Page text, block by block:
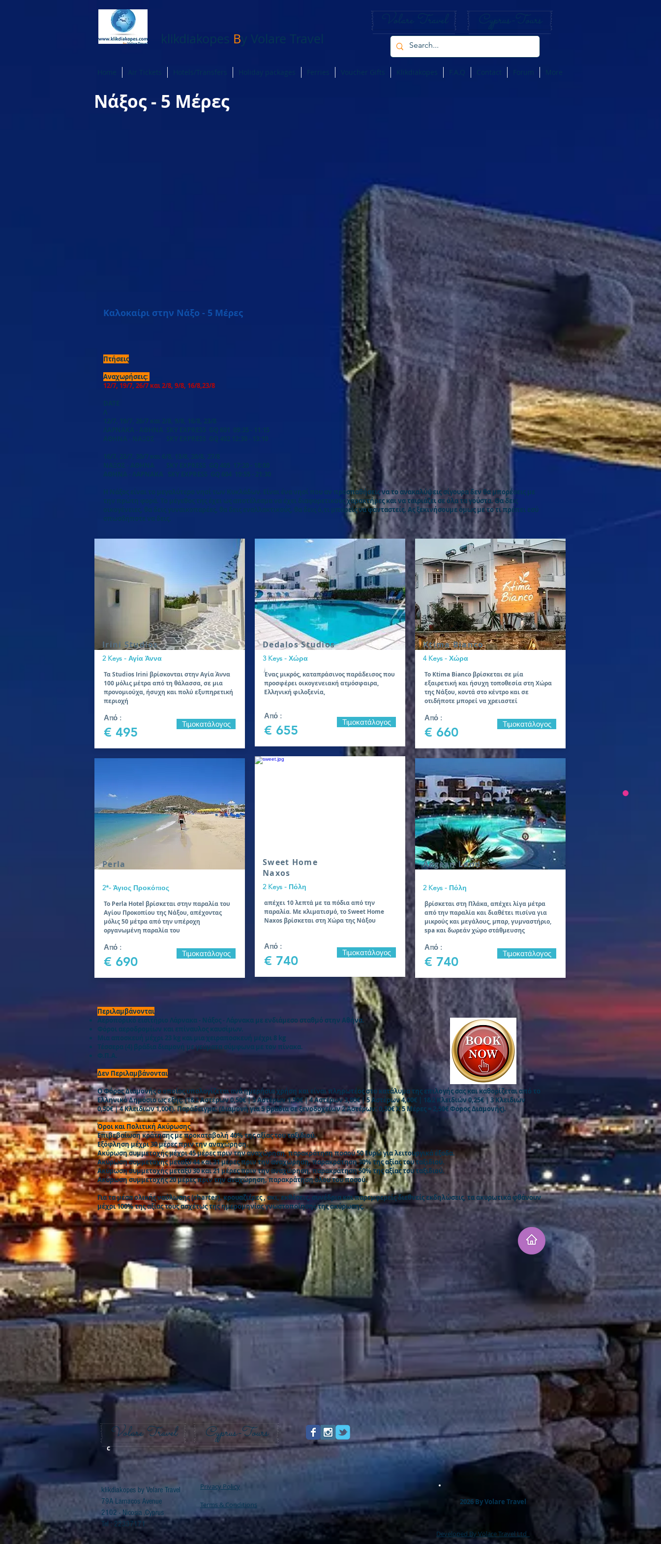
klikdiakopes By Volare Travel
Volare Travel Cyprus-Tours
Air Tickets Hotels/Transfers Holiday packages Ferries Voucher Gifts Klikdiakopes F.A.Q Contact Forum More
Νάξος - 5 Μέρες
Καλοκαίρι στην Νάξο - 5 Μέρες
Πτήσεις
Αναχωρήσεις:
12/7, 19/7, 26/7 και 2/8, 9/8, 16/8,23/8
Λ
12/7, 19/7, 26/7 και 2/8, 9/8, 16/8, 23/8
ΛΑΡΝΑΚΑ - ΑΘΗΝΑ SKY EXPRESS GQ 601 09:35 - 11:15
ΑΘΗΝΑ - ΝΑΞΟΣ SKY EXPRESS GQ 402 12:30 - 13:10
16/7, 23/7, 30/7 και 6/8, 13/8, 20/8, 27/8
ΝΑΞΟΣ - ΑΘΗΝΑ SKY EXPRESS GQ 405 17:20 - 18:00
ΑΘΗΝΑ - ΛΑΡΝΑΚΑ SKY EXPRESS GQ 604 19:55 - 21:30
Η Νάξος είναι το μεγαλύτερο νησί των Κυκλάδων. Είναι ένα νησί που αν προσπαθήσεις να το ανακαλύψεις σίγουρα δεν θα μπορέσεις με
την πρώτη φορά. Το μέγεθος της έχει ως αποτέλεσμα να έχει διαφορετικούς χαρακτήρες και να ταιριάζει σε όλα τα γούστα. Θα δεις
οικογένειες, θα δεις γυναικοπαρέες, θα δεις εναλλακτικούς, θα δεις ό,τι μπορείς να φανταστείς. Ας ξεκινήσουμε όμως με το τι πρέπει εσύ
οπωσδήποτε να δεις.
Irini Studios
2 Keys - Αγία Άννα
Τα Studios Irini βρίσκονται στην Αγία Άννα
100 μόλις μέτρα από τη θάλασσα, σε μια
προνομιούχα, ήσυχη και πολύ εξυπηρετική
περιοχή
Από :
€ 495
Τιμοκατάλογος
Perla
2*- Άγιος Προκόπιος
To Perla Hotel βρίσκεται στην παραλία του
Αγίου Προκοπίου της Νάξου, απέχοντας
μόλις 50 μέτρα από την υπέροχη
οργανωμένη παραλία του
Από :
€ 690
Τιμοκατάλογος
Dedalos Studios
3 Keys - Χώρα
Ένας μικρός, καταπράσινος παράδεισος που
προσφέρει οικογενειακή ατμόσφαιρα,
Ελληνική φιλοξενία,
Από :
€ 655
Τιμοκατάλογος
Sweet Home
Naxos
2 Keys - Πόλη
απέχει 10 λεπτά με τα πόδια από την
παραλία. Με κλιματισμό, το Sweet Home
Naxos βρίσκεται στη Χώρα της Νάξου
Από :
€ 740
Τιμοκατάλογος
Ktima Bianco
4 Keys - Χώρα
Το Ktima Bianco βρίσκεται σε μία
εξαιρετική και ήσυχη τοποθεσία στη Χώρα
της Νάξου, κοντά στο κέντρο και σε
οτιδήποτε μπορεί να χρειαστεί
Από :
€ 660
Τιμοκατάλογος
Aegean Land
2 Keys - Πόλη
βρίσκεται στη Πλάκα, απέχει λίγα μέτρα
από την παραλία και διαθέτει πισίνα για
μικρούς και μεγάλους, μπαρ, γυμναστήριο,
spa και δωρεάν χώρο στάθμευσης
Από :
€ 740
Τιμοκατάλογος
Περιλαμβάνονται
Αεροπορικό εισιτήριο Λάρνακα - Νάξος - Λάρνακα με ενδιάμεσο σταθμό στην Αθήνα.
Φόροι αεροδρομίων και επίναυλος καυσίμων.
Μια αποσκευή μέχρι 23 kg και μια χειραποσκευή μέχρι 8 kg
Τέσσερα (4) βράδια διαμονή με γεύματα σύμφωνα με τον πίνακα.
Φ.Π.Α.
Δεν Περιλαμβάνονται
Ο Φόρος Διαμονής ο οποίος υπολογίζεται ανά ημερήσια χρήση και είναι πληρωτέος στο κατάλυμα της επιλογής σας και καθορίζεται από το
Ελληνικό Δημόσιο ως εξής: (1&2 Αστέρων 0,50€ | 3 Αστέρων 1,50€ | 4 Αστέρων 3,00€ | 5 Αστέρων 4,00€ | 1&2 Κλειδιών 0,25€ | 3 Κλειδιών
0,50€ | 4 Κλειδιών 1,00€). Παράδειγμα: (Διαμονή για 5 βράδια σε ξενοδοχείων 2 Αστέρων: 0,50€ Χ 5 Μέρες = 2,50€ Φόρος Διαμονής).
Όροι και Πολιτική Ακύρωσης
Επιβεβαίωση κράτησης με προκαταβολή 40% της αξίας του ταξιδιού.
Εξόφληση μέχρι 30 μέρες πριν την αναχώρηση.
Ακύρωση συμμετοχής μέχρι 45 μέρες πριν την αναχώρηση, παρακράτηση ποσού 50 Ευρώ για λειτουργικά έξοδα.
Ακύρωση συμμετοχής μεταξύ 44 και 31 μέρες πριν την αναχώρηση, παρακράτηση 30% της αξίας του ταξιδιού.
Ακύρωση συμμετοχής μεταξύ 30 και 21 μέρες πριν την αναχώρηση, παρακράτηση 50% της αξίας του ταξιδιού.
Ακύρωση συμμετοχής 20 μέρες πριν την αναχώρηση, παρακράτηση όλου του ποσού.
Για τα μέσα ολικής ναύλωσης (charter), κρουαζιέρες , σκι, εκθέσεις, συνέδρια και παρεμφερείς διεθνείς εκδηλώσεις, τα ακυρωτικά φθάνουν
μέχρι 100% της αξίας τους ασχέτως της ημερομηνίας γνωστοποίησης της ακύρωσης.
Volare Travel Cyprus-Tours
c
klikdiakopes by Volare Travel
79A Larnacos Avenue
2102 - Nicosia ,Cyprus​
Tel : 22337171
Privacy Policy
Terms & Conditions 2026 By Volare Travel
Developed By Volare Travel Ltd